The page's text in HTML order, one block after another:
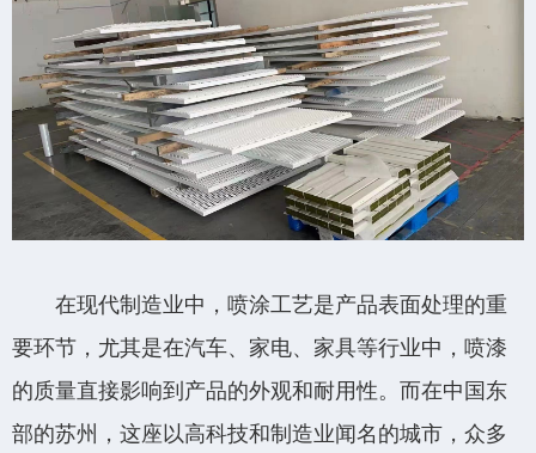
在现代制造业中，喷涂工艺是产品表面处理的重
要环节，尤其是在汽车、家电、家具等行业中，喷漆
的质量直接影响到产品的外观和耐用性。而在中国东
部的苏州，这座以高科技和制造业闻名的城市，众多